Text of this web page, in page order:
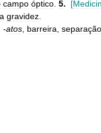
campo óptico 5. [
a gravidez
, -atos barreira separação